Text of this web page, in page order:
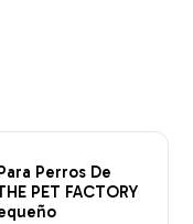
Perros De
PET FACTORY